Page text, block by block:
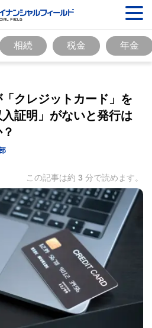
相続 税金 年金
クレジットカード」を
証明」がないと発行は
この記事は約 3 分で読めます。